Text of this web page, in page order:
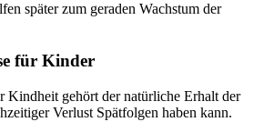
später zum geraden Wachstum der
für Kinder
Kindheit gehört der natürliche Erhalt der
Verlust Spätfolgen haben kann.